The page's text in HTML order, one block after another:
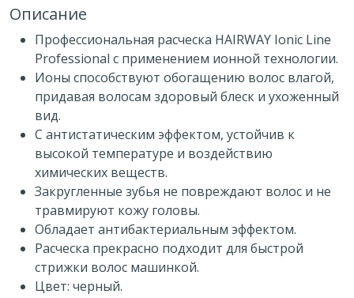
Описание
Профессиональная расческа HAIRWAY Ionic Line
Professional с применением ионной технологии.
Ионы способствуют обогащению волос влагой,
придавая волосам здоровый блеск и ухоженный
вид.
С антистатическим эффектом, устойчив к
высокой температуре и воздействию
химических веществ.
Закругленные зубья не повреждают волос и не
травмируют кожу головы.
Обладает антибактериальным эффектом.
Расческа прекрасно подходит для быстрой
стрижки волос машинкой.
Цвет: черный.